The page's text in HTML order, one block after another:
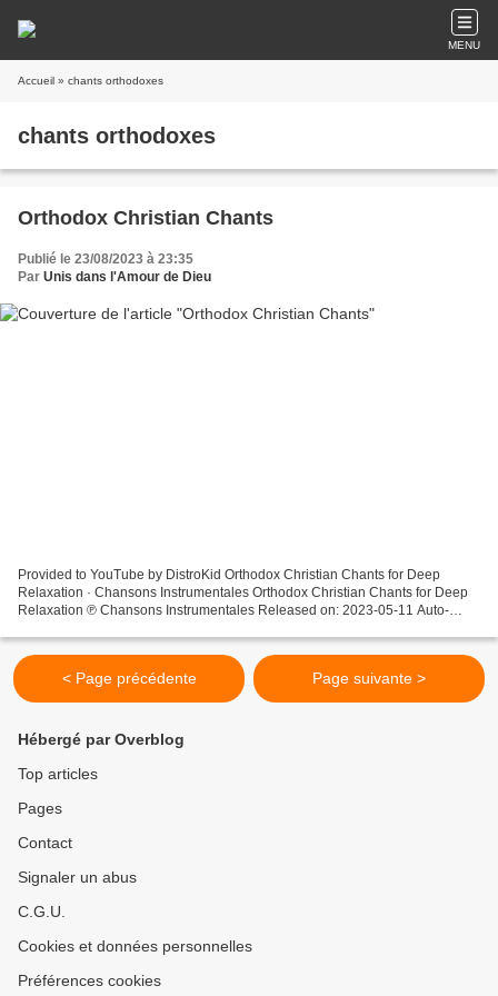
MENU
Accueil » chants orthodoxes
chants orthodoxes
Orthodox Christian Chants
Publié le 23/08/2023 à 23:35
Par Unis dans l'Amour de Dieu
Provided to YouTube by DistroKid Orthodox Christian Chants for Deep
Relaxation · Chansons Instrumentales Orthodox Christian Chants for Deep
Relaxation ℗ Chansons Instrumentales Released on: 2023-05-11 Auto-
< Page précédente Page suivante >
Hébergé par Overblog
Top articles
Pages
Contact
Signaler un abus
C.G.U.
Cookies et données personnelles
Préférences cookies